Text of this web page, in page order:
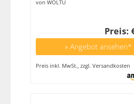
Tischplatte aus MDF,
von WOLTU
Preis:
» Angebot ansehen*
Preis inkl. MwSt., zzgl. Versandkosten